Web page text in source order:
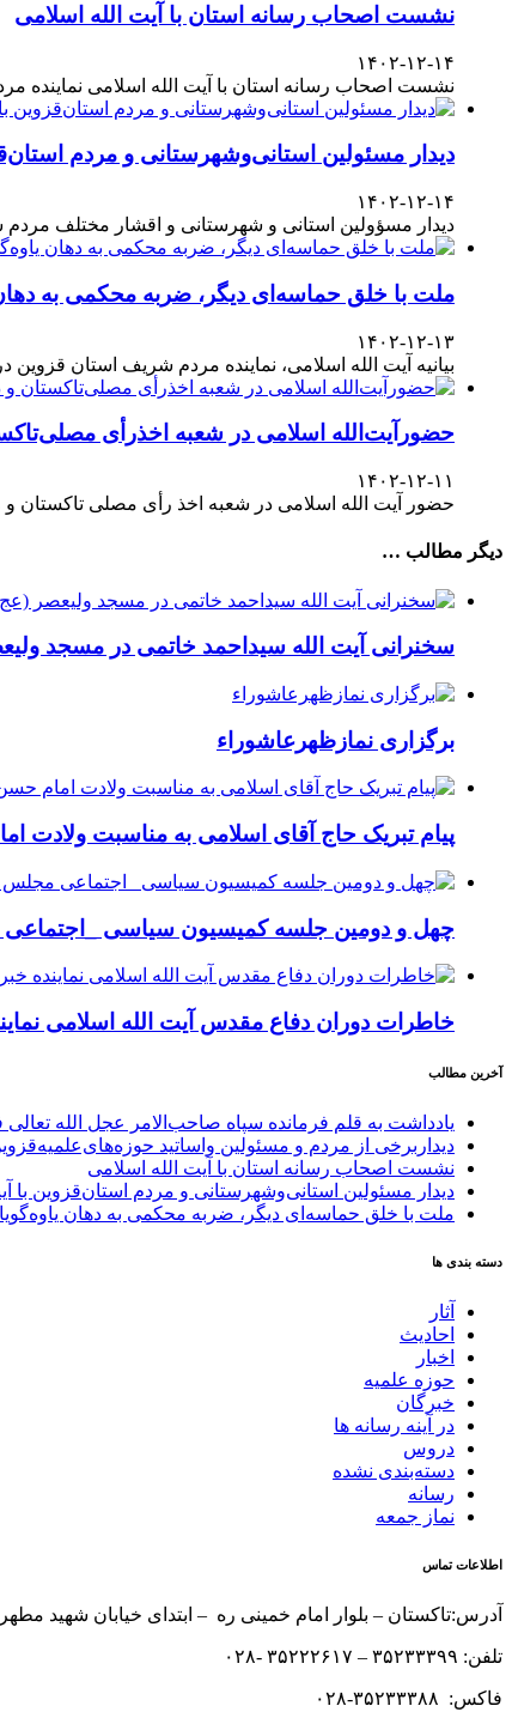
نشست اصحاب رسانه استان با آیت الله اسلامی
۱۴۰۲-۱۲-۱۴
نشست اصحاب رسانه استان با آیت الله اسلامی نماینده
دیدار مسئولین استانی‌وشهرستانی و مردم‌
۱۴۰۲-۱۲-۱۴
دیدار مسؤولین استانی و شهرستانی و اقشار مختلف
ملت با خلق حماسه‌ای دیگر، ضربه محکمی به
۱۴۰۲-۱۲-۱۳
بیانیه آیت الله اسلامی، نماینده مردم شریف استان قزوین در پاسداشت حضور آگاهانه ملت در
حضورآیت‌الله اسلامی در شعبه اخذرأی
۱۴۰۲-۱۲-۱۱
حضور آیت الله اسلامی در شعبه اخذ رأی مصلی
دیگر مطالب …
سخنرانی آیت الله سیداحمد خاتمی در مسجد
برگزاری نمازظهرعاشوراء
پیام تبریک حاج آقای اسلامی به مناسبت ولادت
چهل و دومین جلسه کمیسیون سیاسی _اجتماعی
خاطرات دوران دفاع مقدس آیت الله اسلامی
آخرین مطالب
یادداشت به قلم فرمانده سپاه صاحب‌الامر عجل الله
دیداربرخی از مردم و مسئولین واساتید
نشست اصحاب رسانه استان با آیت الله اسلامی
دیدار مسئولین استانی‌وشهرستانی و مردم‌ استان‌قزوین
ملت با خلق حماسه‌ای دیگر، ضربه محکمی به دهان
دسته بندی ها
آثار
احادیث
اخبار
حوزه علمیه
خبرگان
در آینه رسانه ها
دروس
دسته‌بندی نشده
رسانه
نماز جمعه
اطلاعات تماس
آدرس:تاکستان – بلوار امام خمینی ره – ابتدای خیابان شهید
تلفن: ۳۵۲۳۳۳۹۹ – ۳۵۲۲۲۶۱۷ -۰۲۸
فاکس: ۳۵۲۳۳۳۸۸-۰۲۸